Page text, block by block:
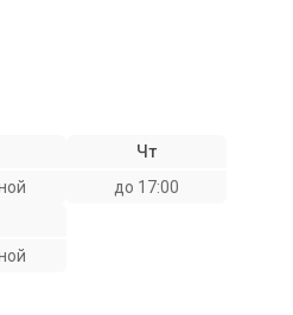
Чт
до 17:00